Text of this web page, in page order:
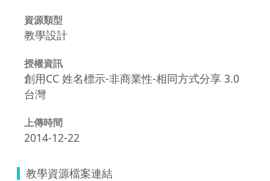
資源類型
教學設計
授權資訊
創用CC 姓名標示-非商業性-相同方式分享 3.0
台灣
上傳時間
2014-12-22
教學資源檔案連結